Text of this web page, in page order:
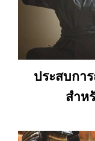
ประสบกา
สำห